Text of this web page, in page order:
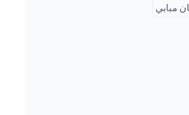
مبابي